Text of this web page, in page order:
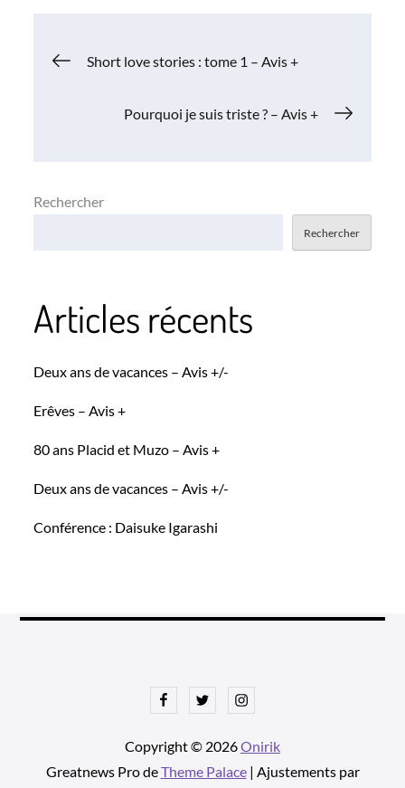
Navigation
Short love stories : tome 1 – Avis +
Pourquoi je suis triste ? – Avis +
Rechercher
Rechercher
Articles récents
Deux ans de vacances – Avis +/-
Erêves – Avis +
80 ans Placid et Muzo – Avis +
Deux ans de vacances – Avis +/-
Conférence : Daisuke Igarashi
FacebookTwitterInstagram
Copyright © 2026Onirik
Greatnews Pro deTheme Palace| Ajustements par